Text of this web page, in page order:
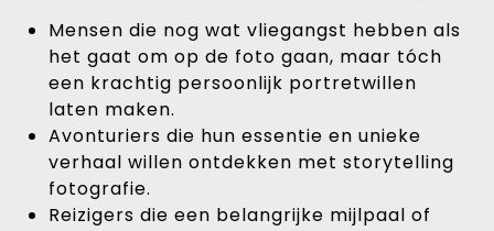
Mensen die nog wat vliegangst hebben als
het gaat om op de foto gaan, maar tóch
een krachtig persoonlijk portretwillen
laten maken.
Avonturiers die hun essentie en unieke
verhaal willen ontdekken met storytelling
fotografie.
Reizigers die een belangrijke mijlpaal of